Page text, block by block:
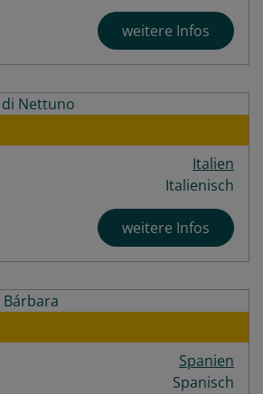
weitere Infos
Italien
Italienisch
weitere Infos
Spanien
Spanisch